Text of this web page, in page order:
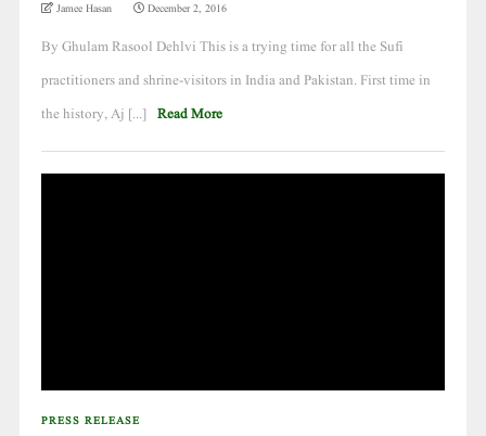
Jamee Hasan December 2, 2016
By Ghulam Rasool Dehlvi This is a trying time for all the Sufi
practitioners and shrine-visitors in India and Pakistan. First time in
the history, Aj [...] Read More
PRESS RELEASE